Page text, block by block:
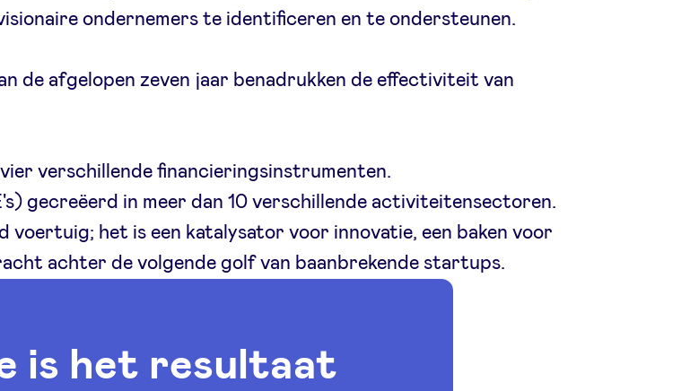
ondernemers te identificeren en te ondersteunen.
de afgelopen zeven jaar benadrukken de effectiviteit van
verschillende financieringsinstrumenten.
gecreëerd in meer dan 10 verschillende activiteitensectoren.
voertuig; het is een katalysator voor innovatie, een baken voor
achter de volgende golf van baanbrekende startups.
is het resultaat